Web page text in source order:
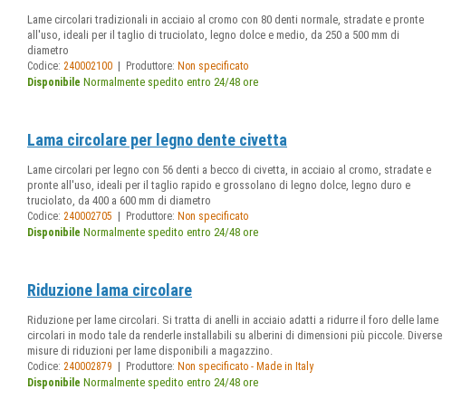
Lame circolari tradizionali in acciaio al cromo con 80 denti normale, stradate e pronte
all'uso, ideali per il taglio di truciolato, legno dolce e medio, da 250 a 500 mm di
diametro
Codice:240002100 | Produttore: Non specificato
Disponibile Normalmente spedito entro 24/48 ore
Lama circolare per legno dente civetta
Lame circolari per legno con 56 denti a becco di civetta, in acciaio al cromo, stradate e
pronte all'uso, ideali per il taglio rapido e grossolano di legno dolce, legno duro e
truciolato, da 400 a 600 mm di diametro
Codice:240002705 | Produttore: Non specificato
Disponibile Normalmente spedito entro 24/48 ore
Riduzione lama circolare
Riduzione per lame circolari. Si tratta di anelli in acciaio adatti a ridurre il foro delle lame
circolari in modo tale da renderle installabili su alberini di dimensioni più piccole. Diverse
misure di riduzioni per lame disponibili a magazzino.
Codice:240002879 | Produttore: Non specificato - Made in Italy
Disponibile Normalmente spedito entro 24/48 ore